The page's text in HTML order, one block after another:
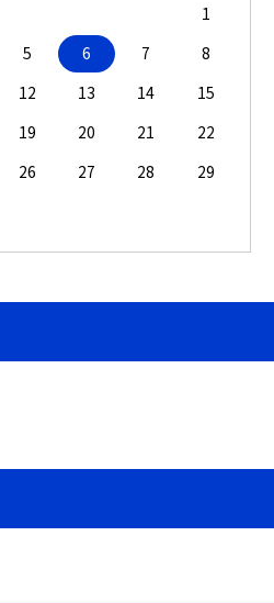
1
5 6 7
8
12 13 14
15
19 20 21
22
26 27 28
29